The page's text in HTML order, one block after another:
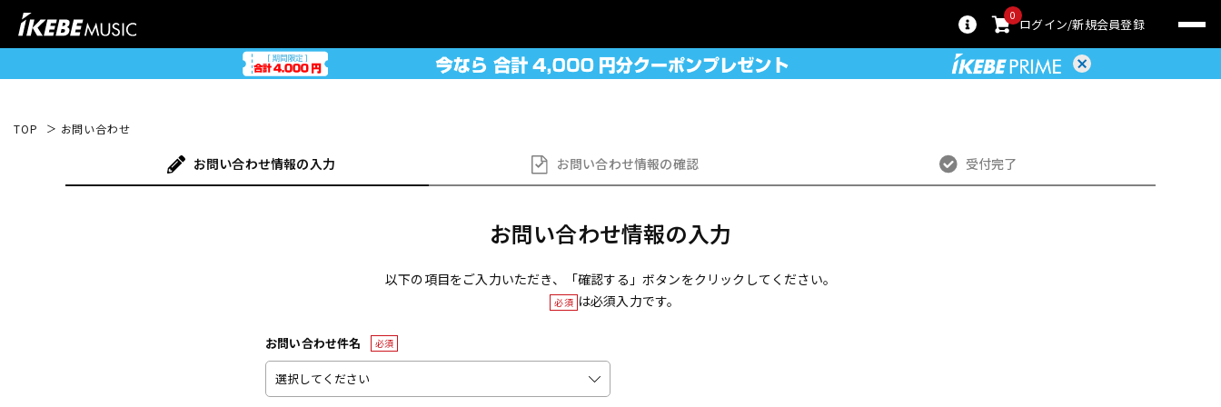
0
ログイン 新規会員登録
TOP お問い合わせ
お問い合わせ情報の入力 お問い合わせ情報の確認 受付完了
お問い合わせ情報の入力
以下の項目をご入力いただき、「確認する」ボタンをクリックしてください。
必須 は必須入力です。
お問い合わせ件名 必須